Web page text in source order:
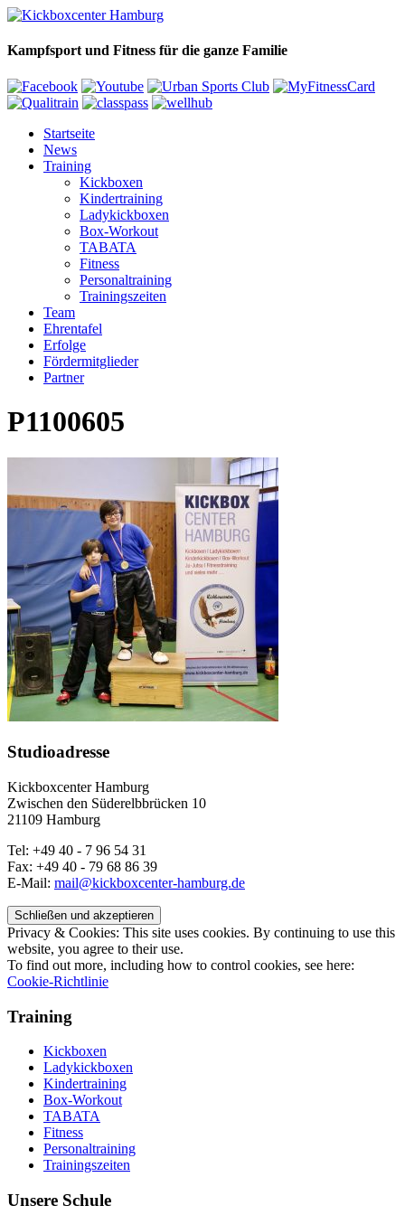
Kampfsport und Fitness für die ganze Familie
Startseite
News
Training
Kickboxen
Kindertraining
Ladykickboxen
Box-Workout
TABATA
Fitness
Personaltraining
Trainingszeiten
Team
Ehrentafel
Erfolge
Fördermitglieder
Partner
P1100605
Studioadresse
Kickboxcenter Hamburg
Zwischen den Süderelbbrücken 10
21109 Hamburg
Tel: +49 40 - 7 96 54 31
Fax: +49 40 - 79 68 86 39
E-Mail: mail@kickboxcenter-hamburg.de
Privacy & Cookies: This site uses cookies. By continuing to use this
website, you agree to their use.
To find out more, including how to control cookies, see here:
Cookie-Richtlinie
Training
Kickboxen
Ladykickboxen
Kindertraining
Box-Workout
TABATA
Fitness
Personaltraining
Trainingszeiten
Unsere Schule